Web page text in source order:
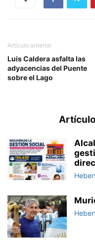
Artículo anterior
Luis Caldera asfalta las
adyacencias del Puente
sobre el Lago